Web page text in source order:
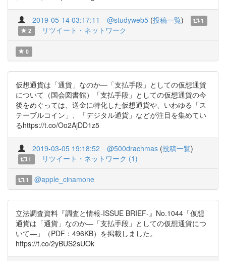
2019-05-14 03:17:11 @studyweb5 (投稿一覧)
1
2
リツイート・ネットワーク
0
仮想通貨は「通貨」なのか―「⽀払⼿段」としての仮想通貨
について（国会図書館）「支払手段」としての仮想通貨の今
後をめぐっては、送金に特化した仮想通貨や、いわゆる「ス
テーブルコイン」、「デジタル通貨」などが注目を集めてい
るhttps://t.co/Oo2AjDD1z5
2019-03-05 19:18:52 @500drachmas (投稿一覧)
1 リツイート・ネットワーク (1)
1 @apple_cinamone
立法調査資料『調査と情報-ISSUE BRIEF-』No.1044「仮想
通貨は「通貨」なのか―「支払手段」としての仮想通貨につ
いて―」（PDF：496KB）を掲載しました。
https://t.co/2yBUS2sUOk